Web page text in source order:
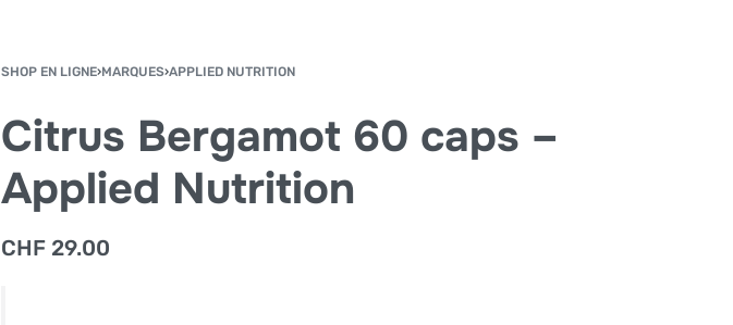
SHOP EN LIGNE›MARQUES›APPLIED NUTRITION
Citrus Bergamot 60 caps –
Applied Nutrition
CHF 29.00